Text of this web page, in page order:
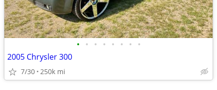
• • • • • • • •
2005 Chrysler 300
7/30 250k mi